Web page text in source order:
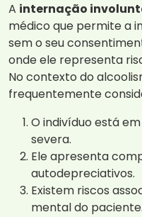
A internação
médico que permite a
sem o seu
onde ele representa
No contexto do
frequentemente
O indivíduo está
severa.
Ele apresenta
autodepreciativos.
Existem riscos
mental do paciente.